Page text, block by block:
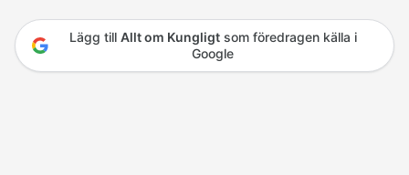
Lägg till Allt om Kungligtsom föredragen källa i
Google